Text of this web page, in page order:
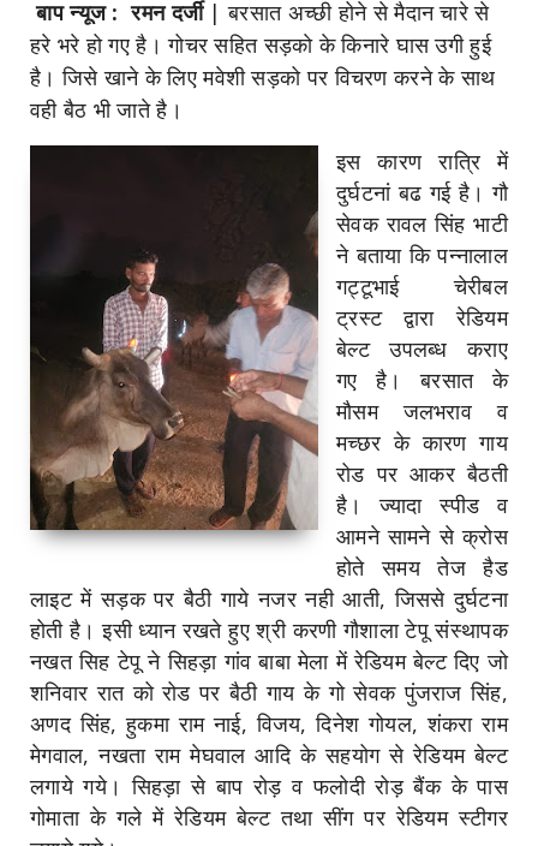
बाप न्यूज : रमन दर्जी |बरसात अच्छी होने से मैदान चारे से
हरे भरे हो गए है। गोचर सहित सड़काे के किनारे घास उगी हुई
है। जिसे खाने के लिए मवेशी सड़को पर विचरण करने के साथ
वही बैठ भी जाते है।
इस कारण रात्रि में
दुर्घटनां बढ गई है। गौ
सेवक रावल सिंह भाटी
ने बताया कि पन्नालाल
गट्टूभाई चेरीबल
ट्रस्ट द्वारा रेडियम
बेल्ट उपलब्ध कराए
गए है। बरसात के
मौसम जलभराव व
मच्छर के कारण गाय
रोड पर आकर बैठती
है। ज्यादा स्पीड व
आमने सामने से क्रोस
होते समय तेज हैड
लाइट में सड़क पर बैठी गाये नजर नही आती, जिससे दुर्घटना
होती है। इसी ध्यान रखते हुए श्री करणी गौशाला टेपू संस्थापक
नखत सिह टेपू ने सिहड़ा गांव बाबा मेला में रेडियम बेल्ट दिए जो
शनिवार रात को रोड पर बैठी गाय के गो सेवक पुंजराज सिंह,
अणद सिंह, हुकमा राम नाई, विजय, दिनेश गोयल, शंकरा राम
मेगवाल, नखता राम मेघवाल आदि के सहयोग से रेडियम बेल्ट
लगाये गये। सिहड़ा से बाप रोड़ व फलोदी रोड़ बैंक के पास
गोमाता के गले में रेडियम बेल्ट तथा सींग पर रेडियम स्टीगर